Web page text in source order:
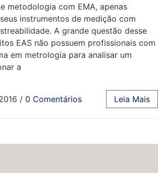
metodologia com EMA, apenas
instrumentos de medição com
A grande questão desse
EAS não possuem profissionais com
em metrologia para analisar um
a
/ 0 Comentários Leia Mais